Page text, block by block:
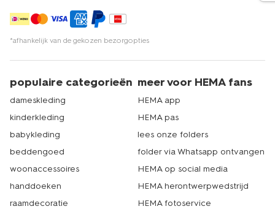
*afhankelijk van de gekozen bezorgopties
populaire categorieën
dameskleding
kinderkleding
babykleding
beddengoed
woonaccessoires
handdoeken
raamdecoratie
meer voor HEMA fans
HEMA app
HEMA pas
lees onze folders
folder via Whatsapp ontvangen
HEMA op social media
HEMA herontwerpwedstrijd
HEMA fotoservice